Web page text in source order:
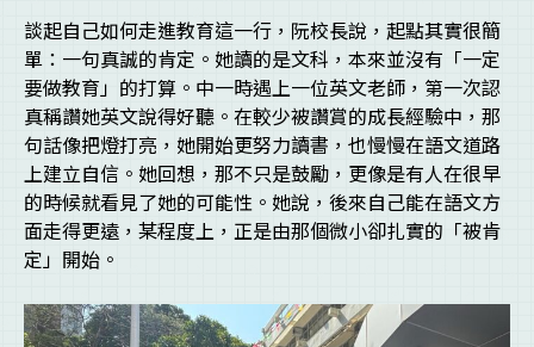
談起自己如何走進教育這一行，阮校長說，起點其實很簡
單：一句真誠的肯定。她讀的是文科，本來並沒有「一定
要做教育」的打算。中一時遇上一位英文老師，第一次認
真稱讚她英文說得好聽。在較少被讚賞的成長經驗中，那
句話像把燈打亮，她開始更努力讀書，也慢慢在語文道路
上建立自信。她回想，那不只是鼓勵，更像是有人在很早
的時候就看見了她的可能性。她說，後來自己能在語文方
面走得更遠，某程度上，正是由那個微小卻扎實的「被肯
定」開始。